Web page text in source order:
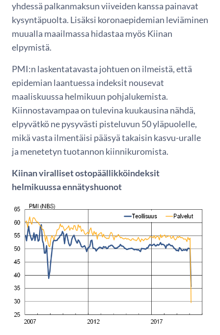
yhdessä palkanmaksun viiveiden kanssa painavat
kysyntäpuolta. Lisäksi koronaepidemian leviäminen
muualla maailmassa hidastaa myös Kiinan
elpymistä.
PMI:n laskentatavasta johtuen on ilmeistä, että
epidemian laantuessa indeksit nousevat
maaliskuussa helmikuun pohjalukemista.
Kiinnostavampaa on tulevina kuukausina nähdä,
elpyvätkö ne pysyvästi pisteluvun 50 yläpuolelle,
mikä vasta ilmentäisi pääsyä takaisin kasvu-uralle
ja menetetyn tuotannon kiinnikuromista.
Kiinan viralliset ostopäällikköindeksit
helmikuussa ennätyshuonot